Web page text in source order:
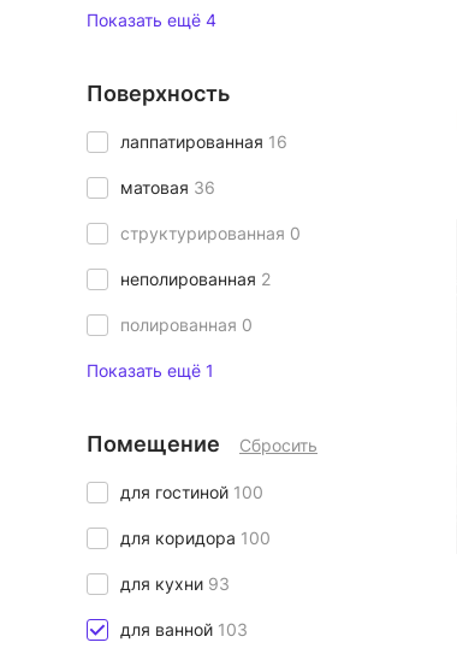
Показать ещё 4
Поверхность
лаппатированная 16
матовая 36
структурированная 0
неполированная 2
полированная 0
Показать ещё 1
Помещение Сбросить
для гостиной 100
для коридора 100
для кухни 93
для ванной 103